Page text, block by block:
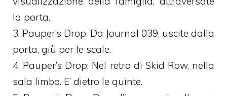
la porta.
3. Pauper’s Drop: Da Journal 039, uscite dalla
porta, giù per le scale.
4. Pauper’s Drop: Nel retro di Skid Row, nella
sala limbo. E’ dietro le quinte.